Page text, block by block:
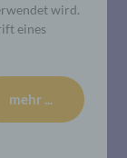
wird.
eines
mehr ...